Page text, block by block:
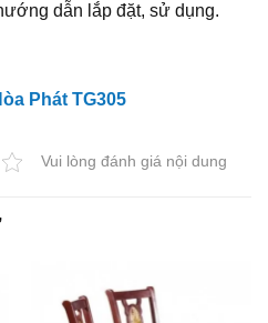
dẫn lắp đặt, sử dụng.
Phát TG305
Vui lòng đánh giá nội dung